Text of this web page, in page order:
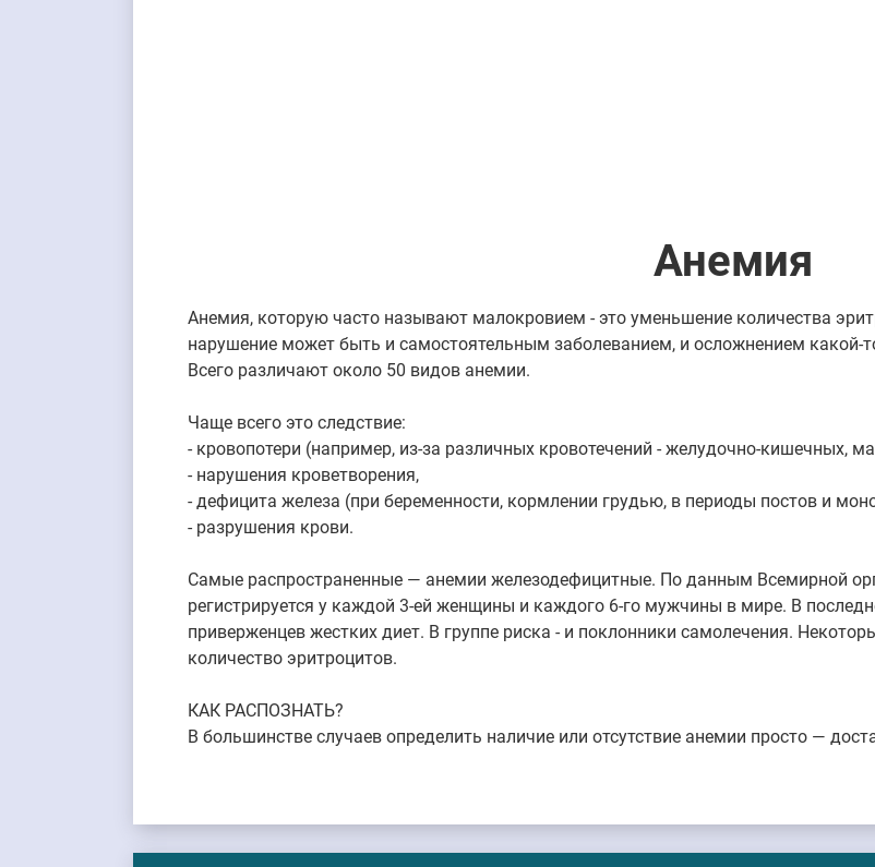
Анемия
Анемия, которую часто называют малокровием - это уменьшение количества
нарушение может быть и самостоятельным заболеванием, и осложнением какой-
Всего различают около 50 видов анемии.
Чаще всего это следствие:
- кровопотери (например, из-за различных кровотечений - желудочно-кишечных,
- нарушения кроветворения,
- дефицита железа (при беременности, кормлении грудью, в периоды постов и
- разрушения крови.
Самые распространенные — анемии железодефицитные. По данным Всемирной
регистрируется у каждой 3-ей женщины и каждого 6-го мужчины в мире. В
приверженцев жестких диет. В группе риска - и поклонники самолечения.
количество эритроцитов.
КАК РАСПОЗНАТЬ?
В большинстве случаев определить наличие или отсутствие анемии просто —